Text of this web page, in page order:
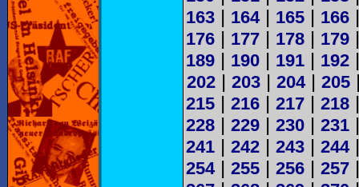
163 | 164| 165 | 166
176 | 177 | 178 | 179
189 | 190 | 191 | 192
202| 203| 204| 205
215 | 216 | 217 | 218
228 | 229 | 230 | 231
241 | 242 | 243 | 244
254| 255 | 256 | 257